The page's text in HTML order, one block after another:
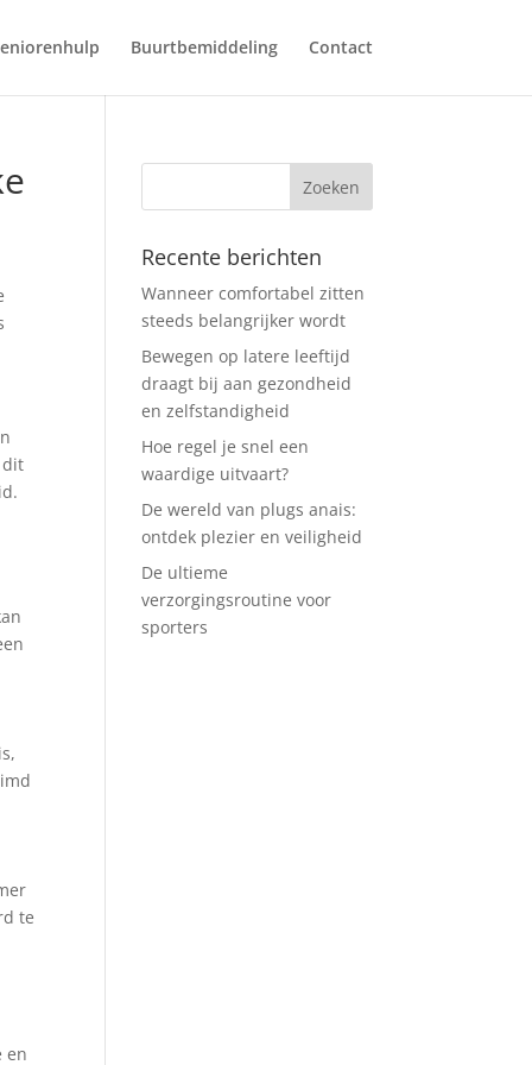
Buurtbemiddeling Contact
dit
te
en
Recente berichten
Wanneer comfortabel zitten
steeds belangrijker wordt
Bewegen op latere leeftijd
draagt bij aan gezondheid
en zelfstandigheid
Hoe regel je snel een
waardige uitvaart?
De wereld van plugs anais:
ontdek plezier en veiligheid
De ultieme
verzorgingsroutine voor
sporters